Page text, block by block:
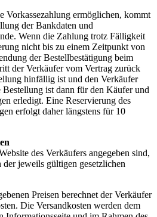
Vorkassezahlung ermöglichen, kommt
der Bankdaten und
Wenn die Zahlung trotz Fälligkeit
nicht bis zu einem Zeitpunkt von
der Bestellbestätigung beim
der Verkäufer vom Vertrag zurück
hinfällig ist und den Verkäufer
ist dann für den Käufer und
erledigt. Eine Reservierung des
erfolgt daher längstens für 10
des Verkäufers angegeben sind,
jeweils gültigen gesetzlichen
Preisen berechnet der Verkäufer
Die Versandkosten werden dem